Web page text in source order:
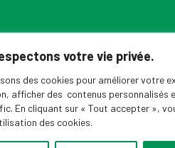
votre vie privée.
des cookies pour améliorer votre
afficher des contenus personnalisés
En cliquant sur « Tout accepter »,
des cookies.
SPPEUQAM